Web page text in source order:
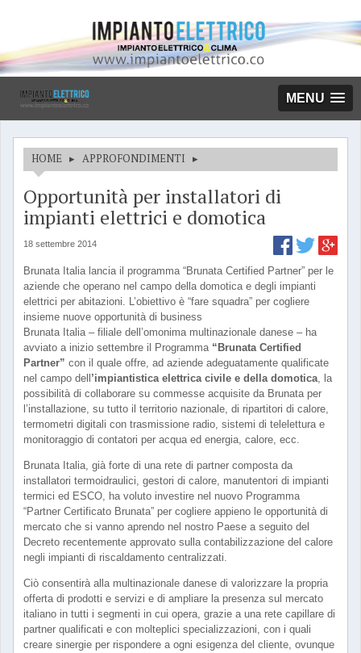
MENU
HOME ▸ APPROFONDIMENTI ▸
Opportunità per installatori di
impianti elettrici e domotica
18 settembre 2014
Brunata Italia lancia il programma “Brunata Certified Partner” per le
aziende che operano nel campo della domotica e degli impianti
elettrici per abitazioni. L’obiettivo è “fare squadra” per cogliere
insieme nuove opportunità di business
Brunata Italia – filiale dell’omonima multinazionale danese – ha
avviato a inizio settembre il Programma “Brunata Certified
Partner” con il quale offre, ad aziende adeguatamente qualificate
nel campo dell ’impiantistica elettrica civile e della domotica, la
possibilità di collaborare su commesse acquisite da Brunata per
l’installazione, su tutto il territorio nazionale, di ripartitori di calore,
termometri digitali con trasmissione radio, sistemi di telelettura e
monitoraggio di contatori per acqua ed energia, calore, ecc.
Brunata Italia, già forte di una rete di partner composta da
installatori termoidraulici, gestori di calore, manutentori di impianti
termici ed ESCO, ha voluto investire nel nuovo Programma
“Partner Certificato Brunata” per cogliere appieno le opportunità di
mercato che si vanno aprendo nel nostro Paese a seguito del
Decreto recentemente approvato sulla contabilizzazione del calore
negli impianti di riscaldamento centralizzati.
Ciò consentirà alla multinazionale danese di valorizzare la propria
offerta di prodotti e servizi e di ampliare la presenza sul mercato
italiano in tutti i segmenti in cui opera, grazie a una rete capillare di
partner qualificati e con molteplici specializzazioni, con i quali
creare sinergie per rispondere a ogni esigenza del cliente, ovunque